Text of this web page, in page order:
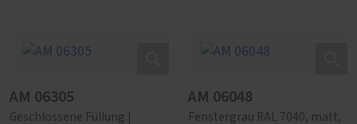
AM 06305
Geschlossene Füllung |
AM 06048
Fenstergrau RAL 7040, matt,